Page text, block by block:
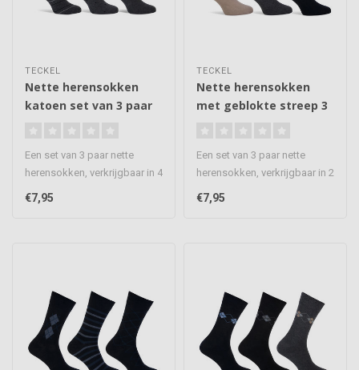
TECKEL
Nette herensokken
katoen set van 3 paar
Een set van 3 paar nette
herensokken, verkrijgbaar in 4
kleur combinaties. Een p..
€7,95
TECKEL
Nette herensokken
met geblokte streep 3
Een set van 3 paar nette
herensokken, verkrijgbaar in 2
kleur combinaties. Een p..
€7,95